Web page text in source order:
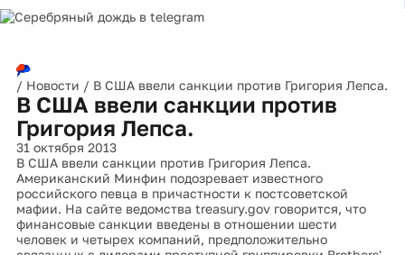
/ Новости / В США ввели санкции против Григория Лепса.
В США ввели санкции против
Григория Лепса.
31 октября 2013
В США ввели санкции против Григория Лепса.
Американский Минфин подозревает известного
российского певца в причастности к постсоветской
мафии. На сайте ведомства treasury.gov говорится, что
финансовые санкции введены в отношении шести
человек и четырех компаний, предположительно